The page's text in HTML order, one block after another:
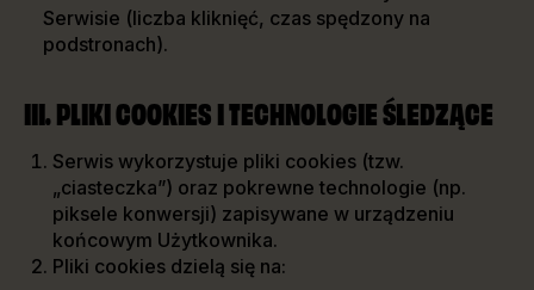
Serwisie (liczba kliknięć, czas spędzony na
podstronach).
III. PLIKI COOKIES I TECHNOLOGIE ŚLEDZĄCE
Serwis wykorzystuje pliki cookies (tzw.
„ciasteczka”) oraz pokrewne technologie (np.
piksele konwersji) zapisywane w urządzeniu
końcowym Użytkownika.
Pliki cookies dzielą się na: